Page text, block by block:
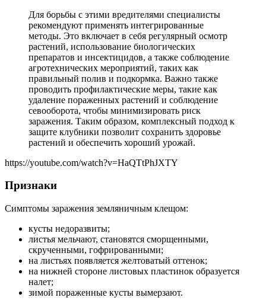
Для борьбы с этими вредителями специалисты
рекомендуют применять интегрированные
методы. Это включает в себя регулярный осмотр
растений, использование биологических
препаратов и инсектицидов, а также соблюдение
агротехнических мероприятий, таких как
правильный полив и подкормка. Важно также
проводить профилактические меры, такие как
удаление пораженных растений и соблюдение
севооборота, чтобы минимизировать риск
заражения. Таким образом, комплексный подход к
защите клубники позволит сохранить здоровье
растений и обеспечить хороший урожай.
https://youtube.com/watch?v=HaQTtPhJXTY
Признаки
Симптомы заражения земляничным клещом:
кусты недоразвиты;
листья мельчают, становятся сморщенными,
скрученными, гофрированными;
на листьях появляется желтоватый оттенок;
на нижней стороне листовых пластинок образуется
налет;
зимой пораженные кусты вымерзают.